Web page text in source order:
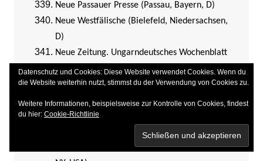
Neue Passauer Presse (Passau, Bayern, D)
Neue Westfälische (Bielefeld, Niedersachsen,
D)
Neue Zeitung. Ungarndeutsches Wochenblatt
(Budapest, Ungarn)
Neue Zürcher Zeitung (Zürich, CH)
Neues Deutschland (Berlin, D)
New African (London, UK und Paris, F)
New Politics – An independent socialist forum
for dialogue and debate on the left (New York
Datenschutz und Cookies: Diese Website verwendet Cookies. Wenn du
die Website weiterhin nutzt, stimmst du der Verwendung von Cookies zu.
Weitere Informationen, beispielsweise zur Kontrolle von Cookies, findest
du hier: Cookie-Richtlinie